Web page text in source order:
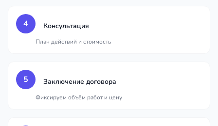
4 Консультация
План действий и стоимость
5 Заключение договора
Фиксируем объём работ и цену